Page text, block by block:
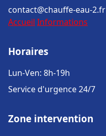
contact@chauffe-eau-2.fr
Accueil Informations
Horaires
Lun-Ven: 8h-19h
Service d'urgence 24/7
Zone intervention